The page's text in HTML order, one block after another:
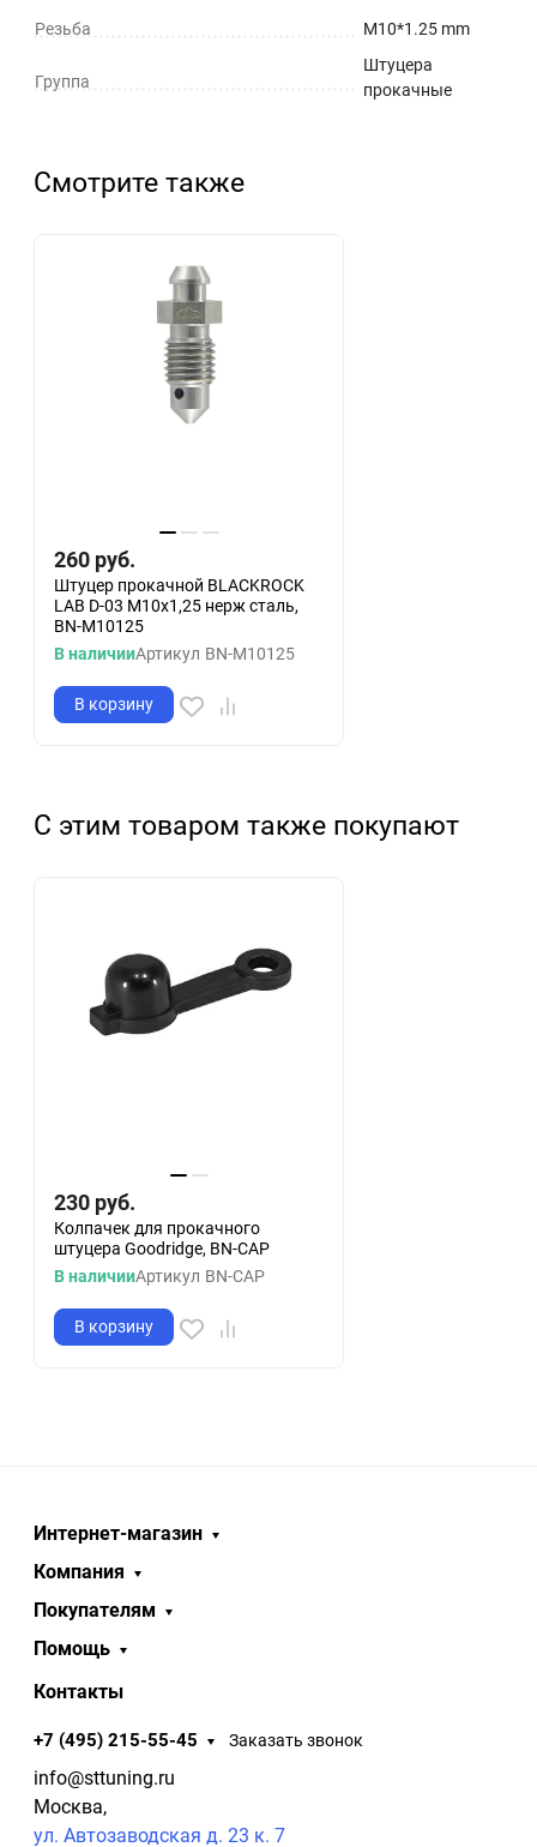
Резьба M10*1.25 mm
Группа
Штуцера
прокачные
Смотрите также
260 руб.
Штуцер прокачной BLACKROCK
LAB D-03 M10x1,25 нерж сталь,
BN-M10125
В наличииАртикул BN-M10125
В корзину
С этим товаром также покупают
230 руб.
Колпачек для прокачного
штуцера Goodridge, BN-CAP
В наличииАртикул BN-CAP
В корзину
Интернет-магазин
Компания
Покупателям
Помощь
Контакты
+7 (495) 215-55-45 Заказать звонок
info@sttuning.ru
Москва,
ул. Автозаводская д. 23 к. 7